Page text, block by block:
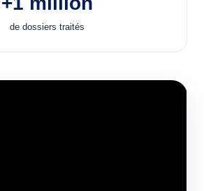
de dossiers traités